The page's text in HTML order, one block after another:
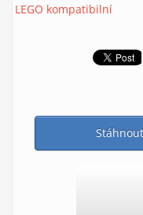
LEGO kompatibilní